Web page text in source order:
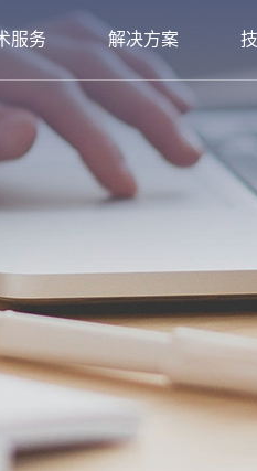
服务 解决方案